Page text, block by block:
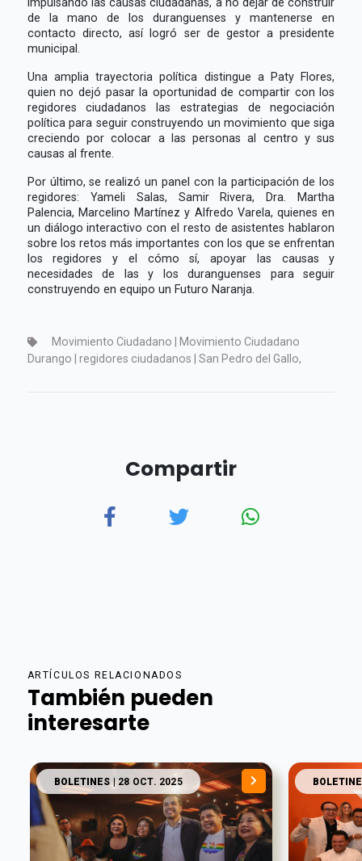
de la mano de los duranguenses y mantenerse en
contacto directo, así logró ser de gestor a presidente
municipal.
Una amplia trayectoria política distingue a Paty Flores,
quien no dejó pasar la oportunidad de compartir con los
regidores ciudadanos las estrategias de negociación
política para seguir construyendo un movimiento que siga
creciendo por colocar a las personas al centro y sus
causas al frente.
Por último, se realizó un panel con la participación de los
regidores: Yameli Salas, Samir Rivera, Dra. Martha
Palencia, Marcelino Martínez y Alfredo Varela, quienes en
un diálogo interactivo con el resto de asistentes hablaron
sobre los retos más importantes con los que se enfrentan
los regidores y el cómo sí, apoyar las causas y
necesidades de las y los duranguenses para seguir
construyendo en equipo un Futuro Naranja.
Movimiento Ciudadano | Movimiento Ciudadano
Durango | regidores ciudadanos | San Pedro del Gallo,
Compartir
ARTÍCULOS RELACIONADOS
También pueden
interesarte
BOLETINES | 28 OCT. 2025